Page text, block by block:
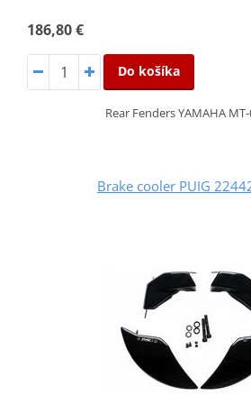
186,80 €
Do košíka
Rear Fenders YAMAHA
Brake cooler PUIG